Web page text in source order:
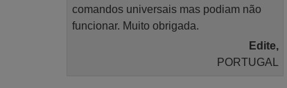
comandos universais mas podiam não
funcionar. Muito obrigada.
Edite,
PORTUGAL